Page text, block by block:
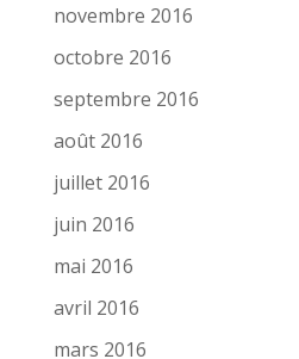
novembre 2016
octobre 2016
septembre 2016
août 2016
juillet 2016
juin 2016
mai 2016
avril 2016
mars 2016